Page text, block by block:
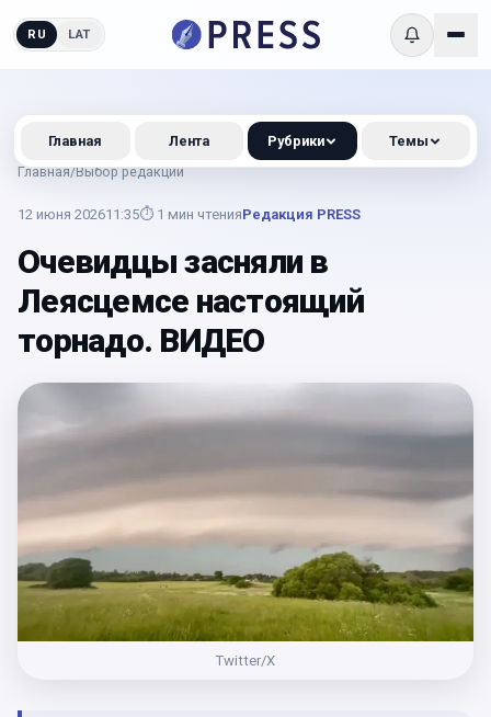
RU LAT
Главная/Выбор редакции
12 июня 202611:35⏱ 1 мин чтенияРедакция PRESS
Очевидцы засняли в
Леясцемсе настоящий
торнадо. ВИДЕО
Twitter/X
Главная Лента Рубрики Темы